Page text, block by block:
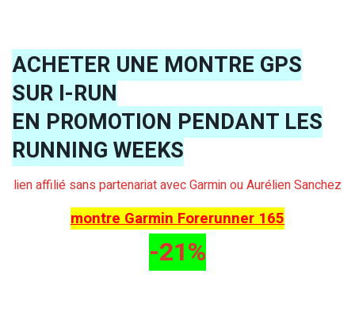
ACHETER UNE MONTRE GPS
SUR I-RUN
EN PROMOTION PENDANT LES
RUNNING WEEKS
lien affilié sans partenariat avec Garmin ou Aurélien Sanchez
montre Garmin Forerunner 165
-21%